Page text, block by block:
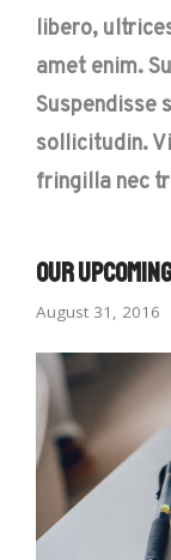
libero,
amet enim.
Suspendisse
sollicitudin.
fringilla nec
Our
August 31, 2016